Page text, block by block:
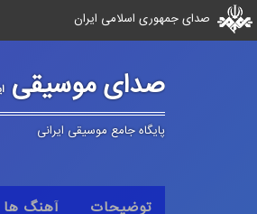
صدای جمهوری اسلامی ایران
صدای موسیقی
پایگاه جامع موسیقی ایرانی
توضیحات آهنگ ها